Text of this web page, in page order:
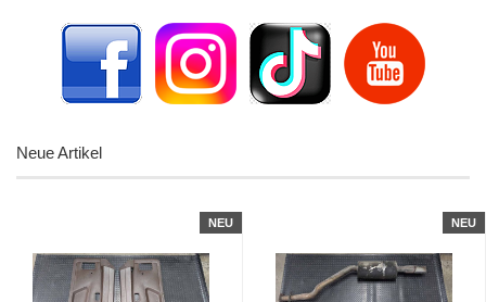
Neue Artikel
NEU NEU